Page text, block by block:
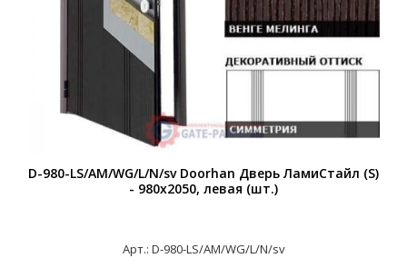
D-980-LS/AM/WG/L/N/sv Doorhan Дверь ЛамиСтайл (S)
- 980х2050, левая (шт.)
Арт.: D-980-LS/AM/WG/L/N/sv